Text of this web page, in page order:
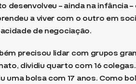
– ainda na infância
a viver com o outro em
de negociação.
precisou lidar com grupos
dividiu quarto com 16
bolsa com 17 anos. Como